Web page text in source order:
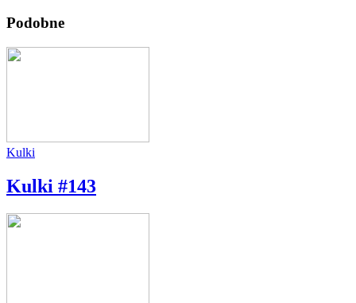
Podobne
Kulki
Kulki #143